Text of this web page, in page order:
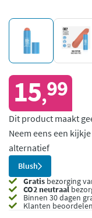
15,99
Dit product maakt
Neem eens een
alternatief
Blush
Gratis bezorging
CO2 neutraal
Binnen 30 dagen
Klanten